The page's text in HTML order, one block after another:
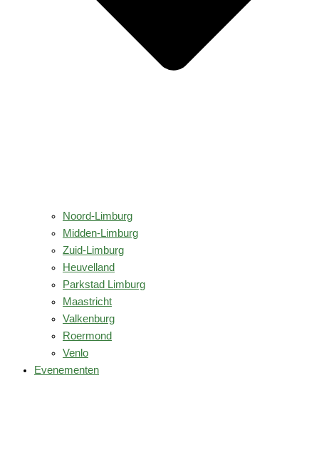
Noord-Limburg
Midden-Limburg
Zuid-Limburg
Heuvelland
Parkstad Limburg
Maastricht
Valkenburg
Roermond
Venlo
Evenementen